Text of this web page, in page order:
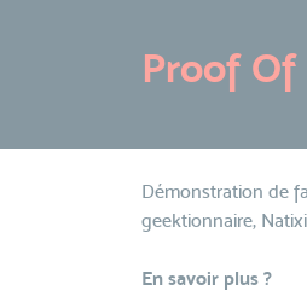
Proof Of
Démonstration de
geektionnaire,
En savoir plus ?